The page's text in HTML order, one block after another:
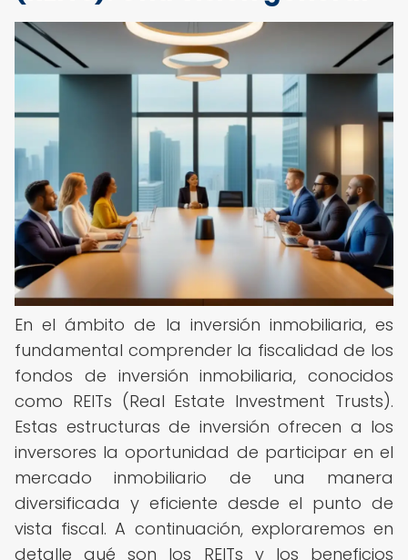
En el ámbito de la inversión inmobiliaria, es
fundamental comprender la fiscalidad de los
fondos de inversión inmobiliaria, conocidos
como REITs (Real Estate Investment Trusts).
Estas estructuras de inversión ofrecen a los
inversores la oportunidad de participar en el
mercado inmobiliario de una manera
diversificada y eficiente desde el punto de
vista fiscal. A continuación, exploraremos en
detalle qué son los REITs y los beneficios